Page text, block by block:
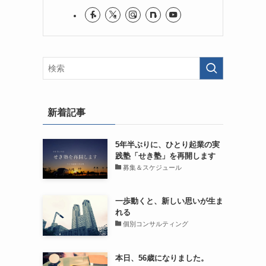
新着記事
5年半ぶりに、ひとり起業の実
践塾「せき塾」を再開します
募集＆スケジュール
一歩動くと、新しい思いが生ま
れる
個別コンサルティング
本日、56歳になりました。